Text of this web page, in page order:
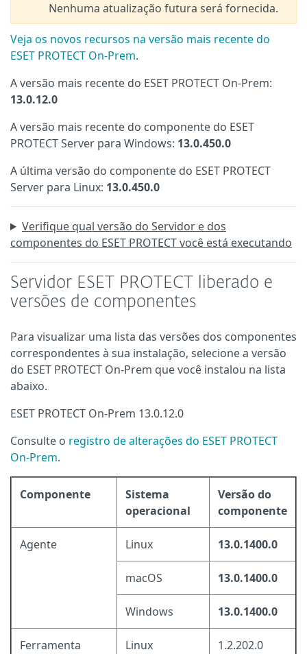
Nenhuma atualização futura será fornecida.
Veja os novos recursos na versão mais recente do
ESET PROTECT On-Prem.
A versão mais recente do ESET PROTECT On-Prem:
13.0.12.0
A versão mais recente do componente do ESET
PROTECT Server para Windows: 13.0.450.0
A última versão do componente do ESET PROTECT
Server para Linux: 13.0.450.0
Verifique qual versão do Servidor e dos
componentes do ESET PROTECT você está executando
Servidor ESET PROTECT liberado e
versões de componentes
Para visualizar uma lista das versões dos componentes
correspondentes à sua instalação, selecione a versão
do ESET PROTECT On-Prem que você instalou na lista
abaixo.
ESET PROTECT On-Prem 13.0.12.0
Consulte o registro de alterações do ESET PROTECT
On-Prem.
Componente
Sistema
operacional
Versão do
componente
Agente Linux 13.0.1400.0
macOS 13.0.1400.0
Windows 13.0.1400.0
Ferramenta Linux 1.2.202.0